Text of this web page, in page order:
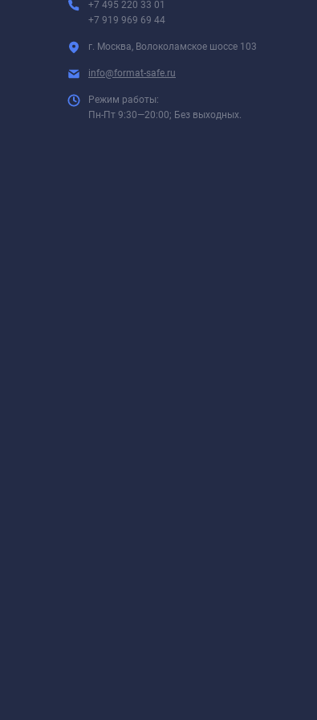
+7 495 220 33 01
+7 919 969 69 44
г. Москва, Волоколамское шоссе 103
info@format-safe.ru
Режим работы:
Пн-Пт 9:30—20:00; Без выходных.